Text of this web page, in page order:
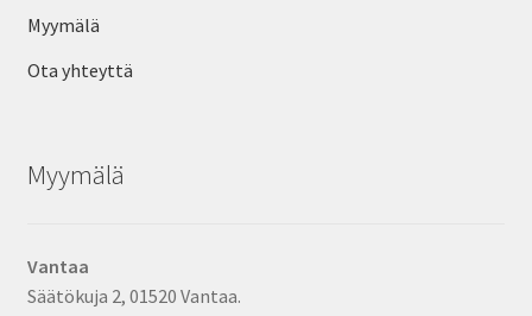
Myymälä
Ota yhteyttä
Myymälä
Vantaa
Säätökuja 2, 01520 Vantaa.